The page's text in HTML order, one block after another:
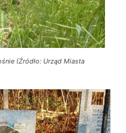
(Źródło: Urząd Miasta